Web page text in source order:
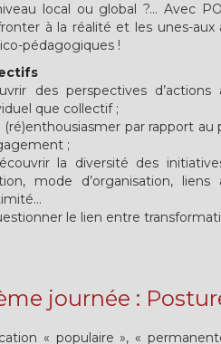
local ou global ?... Avec
à la réalité et les unes-
pédagogiques !
des perspectives
que collectif ;
(ré)enthousiasmer par rapport
;
la diversité des
mode d’organisation,
le lien entre
journée :
« populaire », «